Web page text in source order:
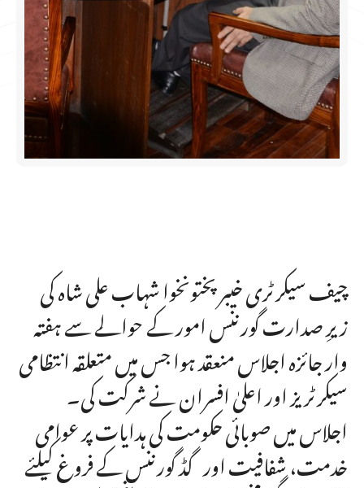
چیف سیکرٹری خیبرپختونخوا شہاب علی شاہ کی
زیرِ صدارت گورننس امور کے حوالے سے ہفتہ
وار جائزہ اجلاس منعقد ہوا جس میں متعلقہ انتظامی
سیکرٹریز اور اعلیٰ افسران نے شرکت کی۔
اجلاس میں صوبائی حکومت کی ہدایات پر عوامی
خدمت، شفافیت اور گڈ گورننس کے فروغ کیلئے